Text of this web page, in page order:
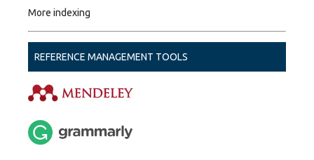
More indexing
REFERENCE MANAGEMENT TOOLS